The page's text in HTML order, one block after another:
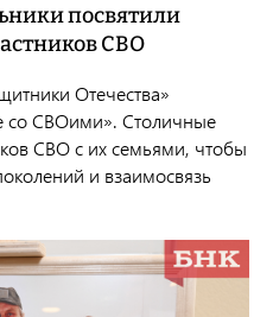
посвятили
СВО
Отечества»
со СВОими». Столичные
СВО с их семьями, чтобы
и взаимосвязь